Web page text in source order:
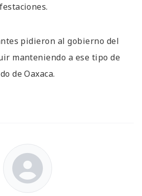
pidieron al gobierno del
manteniendo a ese tipo de
de Oaxaca.